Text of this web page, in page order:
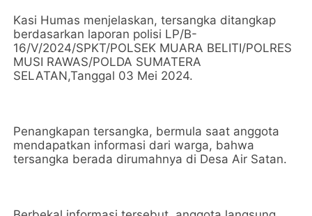
Kasi Humas menjelaskan, tersangka ditangkap
berdasarkan laporan polisi LP/B-
16/V/2024/SPKT/POLSEK MUARA BELITI/POLRES
MUSI RAWAS/POLDA SUMATERA
SELATAN,Tanggal 03 Mei 2024.
Penangkapan tersangka, bermula saat anggota
mendapatkan informasi dari warga, bahwa
tersangka berada dirumahnya di Desa Air Satan.